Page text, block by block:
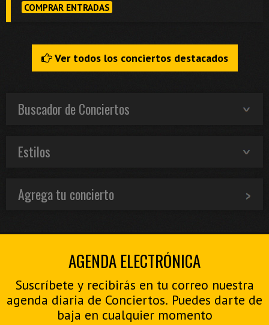
COMPRAR ENTRADAS
Ver todos los conciertos destacados
Buscador de Conciertos
Estilos
Agrega tu concierto
AGENDA ELECTRÓNICA
Suscríbete y recibirás en tu correo nuestra
agenda diaria de Conciertos. Puedes darte de
baja en cualquier momento